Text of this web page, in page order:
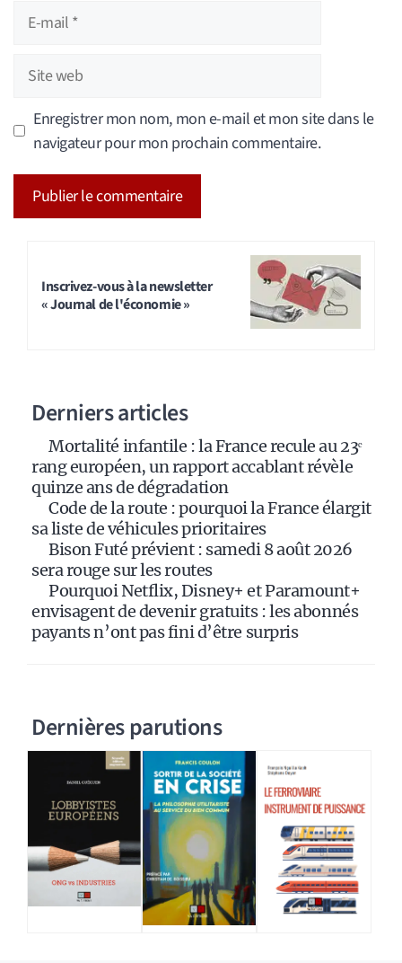
Site
web
Enregistrer mon nom, mon e-mail et mon site dans le
navigateur pour mon prochain commentaire.
Inscrivez-vous à la newsletter
« Journal de l'économie »
Derniers articles
Mortalité infantile : la France recule au 23ᵉ
rang européen, un rapport accablant révèle
quinze ans de dégradation
Code de la route : pourquoi la France élargit
sa liste de véhicules prioritaires
Bison Futé prévient : samedi 8 août 2026
sera rouge sur les routes
Pourquoi Netflix, Disney+ et Paramount+
envisagent de devenir gratuits : les abonnés
payants n’ont pas fini d’être surpris
Dernières parutions